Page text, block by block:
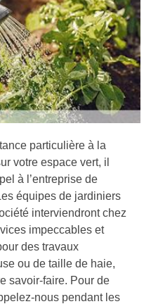
particulière à la
votre espace vert, il
à l’entreprise de
équipes de jardiniers
interviendront chez
impeccables et
des travaux
ou de taille de haie,
savoir-faire. Pour de
nous pendant les